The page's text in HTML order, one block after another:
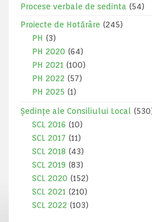
Procese verbale de sedinta (54)
Proiecte de Hotărâre (245)
PH (3)
PH 2020 (64)
PH 2021 (100)
PH 2022 (57)
PH 2025 (1)
Ședințe ale Consiliului Local
SCL 2016 (10)
SCL 2017 (11)
SCL 2018 (43)
SCL 2019 (83)
SCL 2020 (152)
SCL 2021 (210)
SCL 2022 (103)